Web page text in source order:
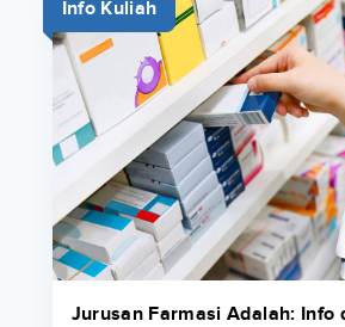
Info Kuliah
Jurusan Farmasi Adalah: Info